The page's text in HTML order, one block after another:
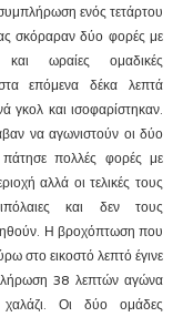
ενός τετάρτου
σκόραραν δύο φορές με
ωραίες ομαδικές
επόμενα δέκα λεπτά
γκολ και ισοφαρίστηκαν.
να αγωνιστούν οι δύο
πολλές φορές με
αλλά οι τελικές τους
και δεν τους
Η βροχόπτωση που
στο εικοστό λεπτό έγινε
38 λεπτών αγώνα
Οι δύο ομάδες